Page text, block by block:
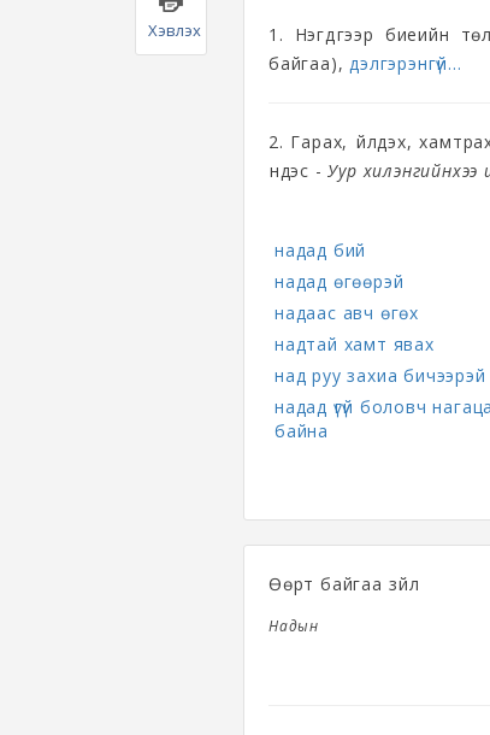
Хэвлэх 1. Нэгдүгээр биеийн
байгаа),дэлгэрэнгүй...
2. Гарах, үйлдэх,
үндэс -Уур
надад бий
надад өгөөрэй
надаас авч өгөх
надтай хамт явах
над руу захиа бичээрэй
надад үгүй боловч
байна
Өөрт байгаа зүйл
Надын